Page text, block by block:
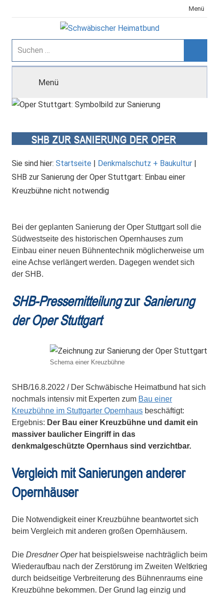
Inhalt
Menü
Schwäbischer
Heimatbund
Suchen
nach:
Menü
SHB ZUR SANIERUNG DER OPER
KREUZBÜHNE NICHT NOTWENDIG
Sie sind hier: Startseite | Denkmalschutz + Baukultur |
SHB zur Sanierung der Oper Stuttgart: Einbau einer
Kreuzbühne nicht notwendig
Bei der geplanten Sanierung der Oper Stuttgart soll die
Südwestseite des historischen Opernhauses zum
Einbau einer neuen Bühnentechnik möglicherweise um
eine Achse verlängert werden. Dagegen wendet sich
der SHB.
SHB-Pressemitteilungzur Sanierung
der Oper Stuttgart
Schema einer Kreuzbühne
SHB/16.8.2022 / Der Schwäbische Heimatbund hat sich
nochmals intensiv mit Experten zum Bau einer
Kreuzbühne im Stuttgarter Opernhaus beschäftigt:
Ergebnis: Der Bau einer Kreuzbühne und damit ein
massiver baulicher Eingriff in das
denkmalgeschützte Opernhaus sind verzichtbar.
Vergleich mit Sanierungen anderer
Opernhäuser
Die Notwendigkeit einer Kreuzbühne beantwortet sich
beim Vergleich mit anderen großen Opernhäusern.
Die Dresdner Operhat bei­spiels­weise nachträglich beim
Wiederaufbau nach der Zerstörung im Zweiten Weltkrieg
durch beidseitige Verbreiterung des Bühnenraums eine
Kreuz­bühne bekommen. Der Grund lag einzig und